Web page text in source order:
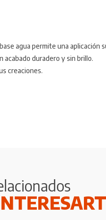
agua permite una
duradero y sin brillo.
creaciones.